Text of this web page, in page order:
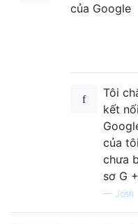
của Google
Tôi
kết
của
chưa
sơ G
— Josh